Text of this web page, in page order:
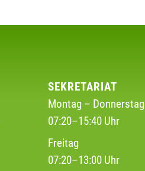
SEKRETARIAT
Montag – Donnerstag
07:20–15:40 Uhr
Freitag
07:20–13:00 Uhr